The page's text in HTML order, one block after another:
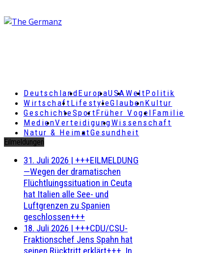
DeutschlandEuropaUSAWeltPolitik
Wirtschaft LifestyleGlaubenKultur
GeschichteSportFrüher Vogel Familie
MedienVerteidigungWissenschaft
Natur & HeimatGesundheit
Eilmeldungen
31. Juli 2026 | +++EILMELDUNG
—Wegen der dramatischen
Flüchtluingssituation in Ceuta
hat Italien alle See- und
Luftgrenzen zu Spanien
geschlossen+++
18. Juli 2026 | +++CDU/CSU-
Fraktionschef Jens Spahn hat